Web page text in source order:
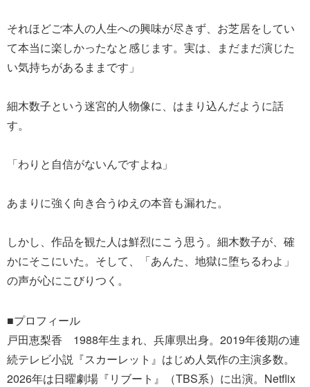
それほどご本人の人生への興味が尽きず、お芝居をしてい
て本当に楽しかったなと感じます。実は、まだまだ演じた
い気持ちがあるままです」
細木数子という迷宮的人物像に、はまり込んだように話
す。
「わりと自信がないんですよね」
あまりに強く向き合うゆえの本音も漏れた。
しかし、作品を観た人は鮮烈にこう思う。細木数子が、確
かにそこにいた。そして、「あんた、地獄に堕ちるわよ」
の声が心にこびりつく。
■プロフィール
戸田恵梨香 1988年生まれ、兵庫県出身。2019年後期の連
続テレビ小説『スカーレット』はじめ人気作の主演多数。
2026年は日曜劇場『リブート』（TBS系）に出演。Netflix